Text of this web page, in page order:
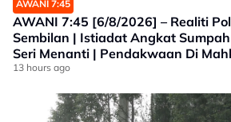
AWANI 7:45
AWANI 7:45 [6/8/2026] – Realiti
Sembilan | Istiadat Angkat
Seri Menanti | Pendakwaan Di
Festival Filem Antarabangsa Busan
13 hours ago